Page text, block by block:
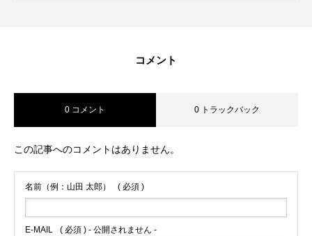
コメント
0 コメント 0 トラックバック
この記事へのコメントはありません。
名前（例：山田 太郎） ( 必須 )
E-MAIL ( 必須 ) - 公開されません -